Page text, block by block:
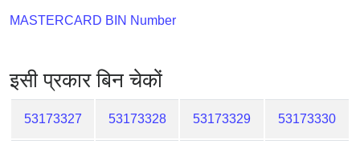
MASTERCARD BIN Number
इसी प्रकार बिन चेकों
53173327 53173328 53173329 53173330